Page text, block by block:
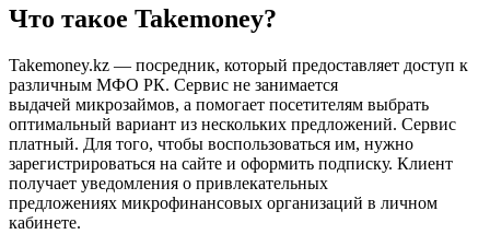
Что такое Takemoney?
Takemoney.kz — посредник, который предоставляет доступ к
различным МФО РК. Сервис не занимается
выдачей микрозаймов, а помогает посетителям выбрать
оптимальный вариант из нескольких предложений. Сервис
платный. Для того, чтобы воспользоваться им, нужно
зарегистрироваться на сайте и оформить подписку. Клиент
получает уведомления о привлекательных
предложениях микрофинансовых организаций в личном
кабинете.